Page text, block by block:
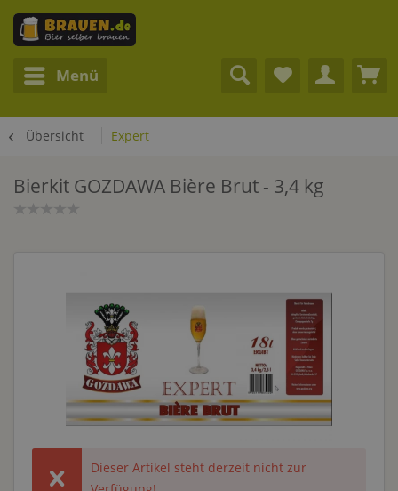
Menü
Übersicht Expert
Bierkit GOZDAWA Bière Brut - 3,4 kg
Dieser Artikel steht derzeit nicht zur